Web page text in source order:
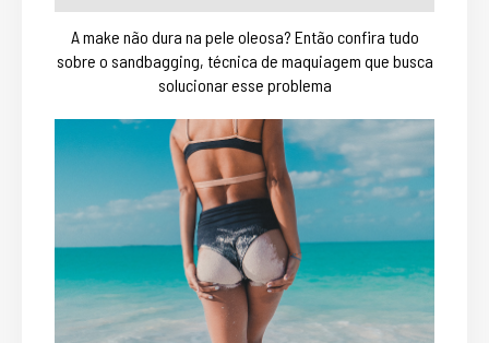
A make não dura na pele oleosa? Então confira tudo
sobre o sandbagging, técnica de maquiagem que busca
solucionar esse problema